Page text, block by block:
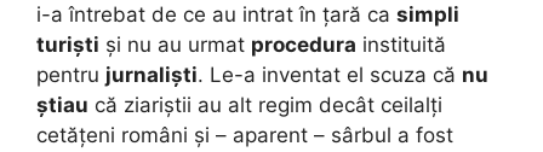
i-a întrebat de ce au intrat în țară ca simpli
turiști și nu au urmat procedura instituită
pentru jurnaliști. Le-a inventat el scuza că nu
știau că ziariștii au alt regim decât ceilalți
cetățeni români și – aparent – sârbul a fost